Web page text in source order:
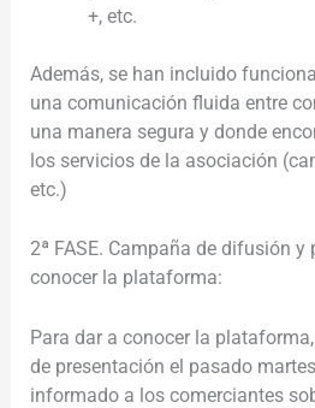
+, etc.
Además, se han incluido
una comunicación fluida entre
una manera segura y donde
los servicios de la asociación
etc.)
2ª FASE. Campaña de difusión
conocer la plataforma:
Para dar a conocer la
de presentación el pasado
informado a los comerciantes